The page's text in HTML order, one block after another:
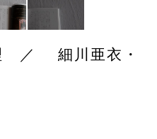
／ 細川亜衣・